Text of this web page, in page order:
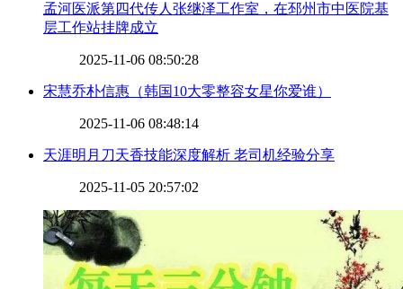
​孟河医派第四代传人张继泽工作室，在邳州市中医院基
层工作站挂牌成立
2025-11-06 08:50:28
​宋慧乔朴信惠（韩国10大零整容女星你爱谁）
2025-11-06 08:48:14
​天涯明月刀天香技能深度解析 老司机经验分享
2025-11-05 20:57:02